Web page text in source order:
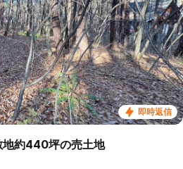
即時返信
約440坪の売土地